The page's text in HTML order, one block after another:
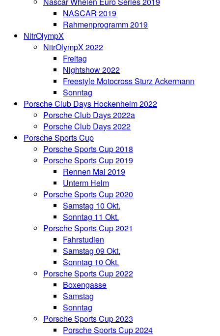
NASCAR 2019
Rahmenprogramm 2019
NitrOlympX
NitrOlympX 2022
Freitag
Nightshow 2022
Freestyle Motocross Sturz Ackermann
Sonntag
Porsche Club Days Hockenheim 2022
Porsche Club Days 2022a
Porsche Club Days 2022
Porsche Sports Cup
Porsche Sports Cup 2018
Porsche Sports Cup 2019
Rennen Mai 2019
Unterm Helm
Porsche Sports Cup 2020
Samstag 10 Okt.
Sonntag 11 Okt.
Porsche Sports Cup 2021
Fahrstudien
Samstag 09 Okt.
Sonntag 10 Okt.
Porsche Sports Cup 2022
Boxengasse
Samstag
Sonntag
Porsche Sports Cup 2023
Porsche Sports Cup 2024